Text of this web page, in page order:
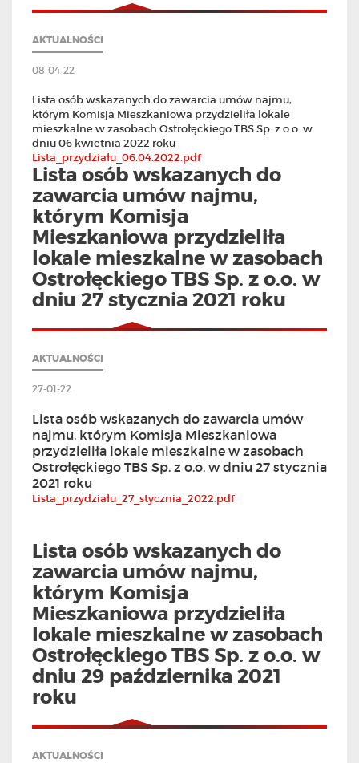
AKTUALNOŚCI
08-04-22
Lista osób wskazanych do zawarcia umów najmu,
którym Komisja Mieszkaniowa przydzieliła lokale
mieszkalne w zasobach Ostrołęckiego TBS Sp. z o.o. w
dniu 06 kwietnia 2022 roku
Lista_przydziału_06.04.2022.pdf
Lista osób wskazanych do
zawarcia umów najmu,
którym Komisja
Mieszkaniowa przydzieliła
lokale mieszkalne w zasobach
Ostrołęckiego TBS Sp. z o.o. w
dniu 27 stycznia 2021 roku
AKTUALNOŚCI
27-01-22
Lista osób wskazanych do zawarcia umów
najmu, którym Komisja Mieszkaniowa
przydzieliła lokale mieszkalne w zasobach
Ostrołęckiego TBS Sp. z o.o. w dniu 27 stycznia
2021 roku
Lista_przydziału_27_stycznia_2022.pdf
Lista osób wskazanych do
zawarcia umów najmu,
którym Komisja
Mieszkaniowa przydzieliła
lokale mieszkalne w zasobach
Ostrołęckiego TBS Sp. z o.o. w
dniu 29 października 2021
roku
AKTUALNOŚCI